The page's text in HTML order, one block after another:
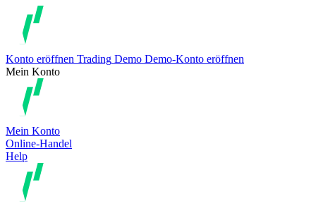
Konto eröffnen Trading Demo Demo-Konto eröffnen
Mein Konto
Mein Konto
Online-Handel
Help